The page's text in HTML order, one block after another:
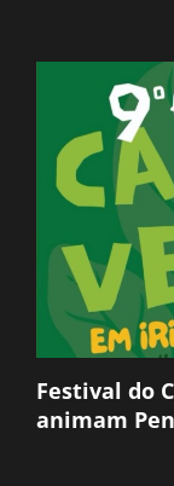
Festival do
animam